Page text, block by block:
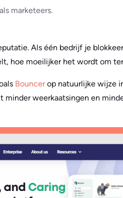
marketeers.
Als één bedrijf je
hoe moeilijker het wordt om
Bouncerop natuurlijke wijze
minder weerkaatsingen en